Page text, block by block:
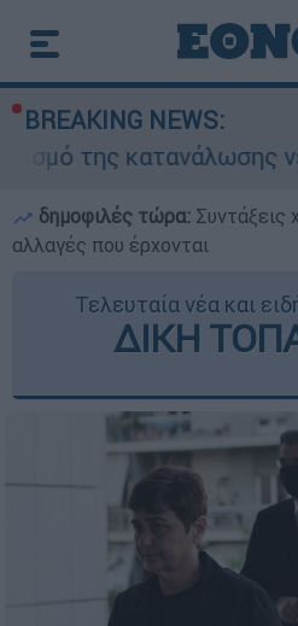
BREAKING NEWS:
νερού στη
δημοφιλές τώρα: Συντάξεις
αλλαγές που έρχονται
Τελευταία νέα και
ΔΙΚΗ